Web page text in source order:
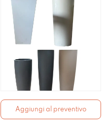
Aggiungi al preventivo